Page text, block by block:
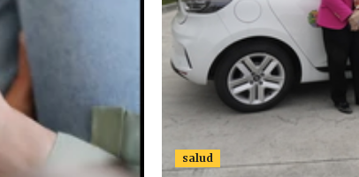
salud